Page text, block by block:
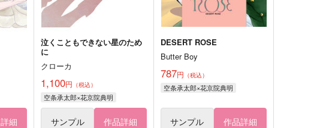
細
泣くこともできない星のため
に
クローカ
1,100円 （税込）
空条承太郎×花京院典明
サンプル 作品詳細
DESERT ROSE
Butter Boy
787円 （税込）
空条承太郎×花京院典明
サンプル 作品詳細